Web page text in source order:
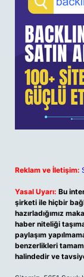
Reklam ve İletişim:
Yasal Uyarı: Bu
şirketi ile hiçbir
hazırladığımız
haber niteliği
paylaşım
benzerlikleri
halindedir ve